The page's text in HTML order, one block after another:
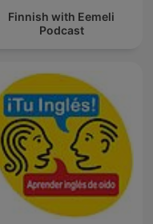
Finnish with Eemeli
Podcast